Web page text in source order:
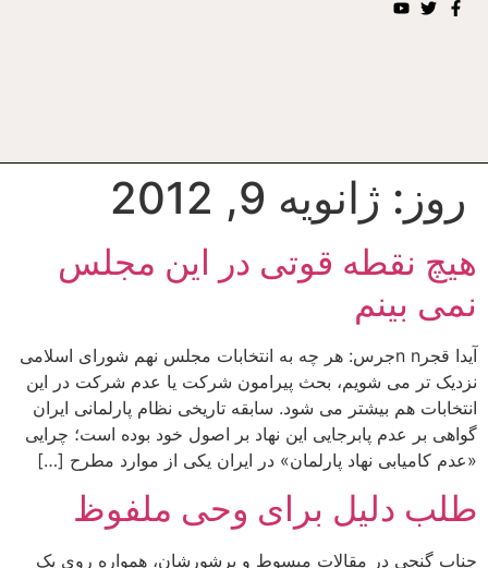
روز: ژانویه 9, 2012
هیچ نقطه قوتی در این مجلس
نمی بینم
آیدا قجرn nجرس: هر چه به انتخابات مجلس نهم شورای اسلامی
نزدیک تر می شویم، بحث پیرامون شرکت یا عدم شرکت در این
انتخابات هم بیشتر می شود. سابقه تاریخی نظام پارلمانی ایران
گواهی بر عدم پابرجایی این نهاد بر اصول خود بوده است؛ چرایی
«عدم کامیابی نهاد پارلمان» در ایران یکی از موارد مطرح […]
طلب دلیل برای وحی ملفوظ
جناب گنجی در مقالات مبسوط و پرشورشان، همواره روی یک